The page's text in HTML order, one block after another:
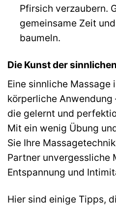
Pfirsich verzaubern.
gemeinsame Zeit
baumeln.
Die Kunst der
Eine sinnliche Massage
körperliche Anwendung
die gelernt und
Mit ein wenig Übung
Sie Ihre
Partner unvergessliche
Entspannung und
Hier sind einige Tipps,